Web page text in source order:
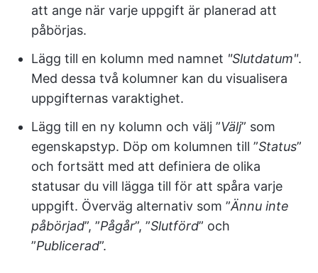
att ange när varje uppgift är planerad att
påbörjas.
Lägg till en kolumn med namnet "Slutdatum".
Med dessa två kolumner kan du visualisera
uppgifternas varaktighet.
Lägg till en ny kolumn och välj ”Välj” som
egenskapstyp. Döp om kolumnen till ”Status”
och fortsätt med att definiera de olika
statusar du vill lägga till för att spåra varje
uppgift. Överväg alternativ som ”Ännu inte
påbörjad”, ”Pågår”, ”Slutförd” och
”Publicerad”.